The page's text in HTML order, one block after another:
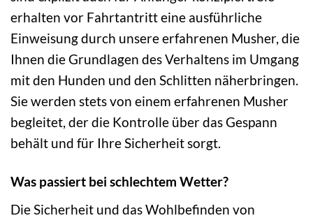
erhalten vor Fahrtantritt eine ausführliche
Einweisung durch unsere erfahrenen Musher, die
Ihnen die Grundlagen des Verhaltens im Umgang
mit den Hunden und den Schlitten näherbringen.
Sie werden stets von einem erfahrenen Musher
begleitet, der die Kontrolle über das Gespann
behält und für Ihre Sicherheit sorgt.
Was passiert bei schlechtem Wetter?
Die Sicherheit und das Wohlbefinden von